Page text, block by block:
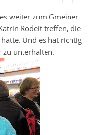
weiter zum Gmeiner
Rodeit treffen, die
Und es hat richtig
zu unterhalten.